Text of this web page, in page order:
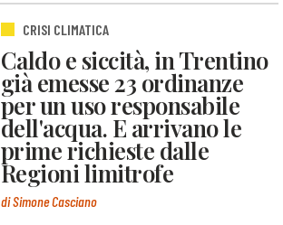
CRISI CLIMATICA
Caldo e siccità, in Trentino
già emesse 23 ordinanze
per un uso responsabile
dell'acqua. E arrivano le
prime richieste dalle
Regioni limitrofe
di Simone Casciano